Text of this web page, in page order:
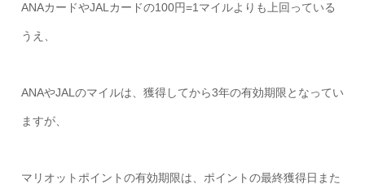
ANAカードやJALカードの100円=1マイルよりも上回っている
うえ、
ANAやJALのマイルは、獲得してから3年の有効期限となってい
ますが、
マリオットポイントの有効期限は、ポイントの最終獲得日また